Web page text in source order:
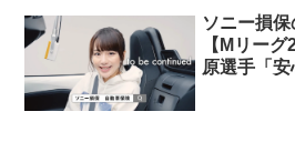
ソニー損
【Mリー
原選手「